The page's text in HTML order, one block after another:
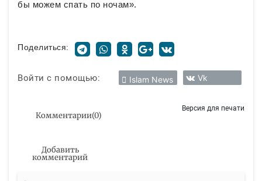
бы можем спать по ночам».
Поделиться:
Войти с помощью: Islam News Vk
Комментарии(0)
Версия для печати
Добавить
комментарий